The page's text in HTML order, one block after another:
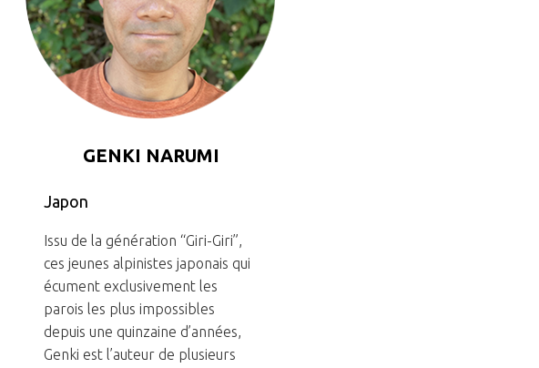
GENKI NARUMI
Japon
Issu de la génération “Giri-Giri”,
ces jeunes alpinistes japonais qui
écument exclusivement les
parois les plus impossibles
depuis une quinzaine d’années,
Genki est l’auteur de plusieurs